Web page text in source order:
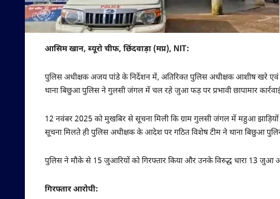
आसिम खान, ब्यूरो चीफ, छिंदवाड़ा (मप्र), NIT:
पुलिस अधीक्षक अजय पांडे के निर्देशन में, अतिरिक्त पुलिस अधीक्षक आशीष खरे एवं
थाना बिछुआ पुलिस ने गुलसी जंगल में चल रहे जुआ फड़ पर प्रभावी छापामार
12 नवंबर 2025 को मुखबिर से सूचना मिली कि ग्राम गुलसी जंगल में महुआ
सूचना मिलते ही पुलिस अधीक्षक के आदेश पर गठित विशेष टीम ने थाना बिछुआ
पुलिस ने मौके से 15 जुआरियों को गिरफ्तार किया और उनके विरुद्ध धारा 13
गिरफ्तार आरोपी: